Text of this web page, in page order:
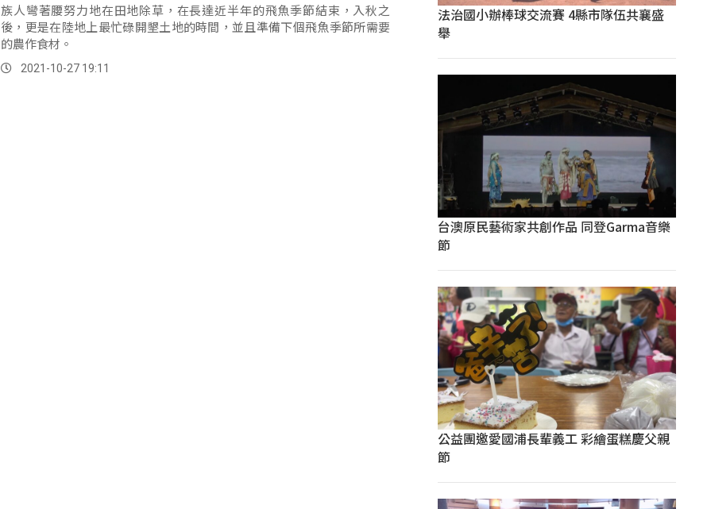
族人彎著腰努力地在田地除草，在長達近半年的飛魚季節結束，入秋之
後，更是在陸地上最忙碌開墾土地的時間，並且準備下個飛魚季節所需要
的農作食材。
2021-10-27 19:11
法治國小辦棒球交流賽 4縣市隊伍共襄盛
舉
台澳原民藝術家共創作品 同登Garma音樂
節
公益團邀愛國浦長輩義工 彩繪蛋糕慶父親
節